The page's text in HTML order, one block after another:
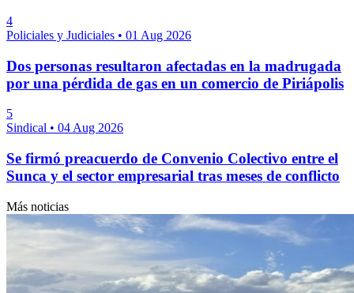
4
Policiales y Judiciales • 01 Aug 2026
Dos personas resultaron afectadas en la madrugada
por una pérdida de gas en un comercio de Piriápolis
5
Sindical • 04 Aug 2026
Se firmó preacuerdo de Convenio Colectivo entre el
Sunca y el sector empresarial tras meses de conflicto
Más noticias